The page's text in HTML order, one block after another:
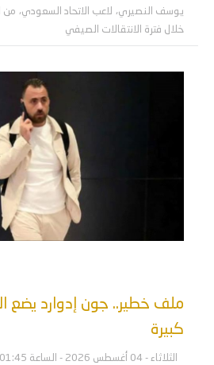
يوسف النصيري، لاعب الاتحاد السعودي، من
خلال فترة الانتقالات الصيفي
ملف خطير.. جون إدوارد يضع
كبيرة
الثلاثاء - 04 أغسطس 2026 - الساعة 01:45 م